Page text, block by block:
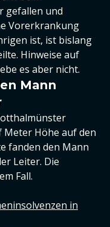
gefallen und
Vorerkrankung
ist, ist bislang
Hinweise auf
es aber nicht.
Mann
Meter Höhe auf den
fanden den Mann
Leiter. Die
Fall.
in